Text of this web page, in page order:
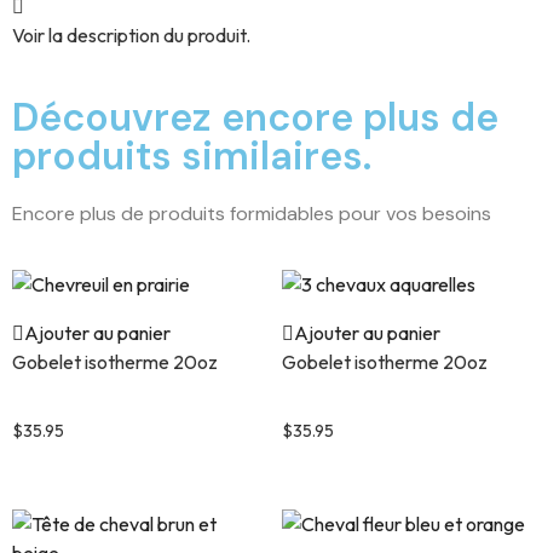
Voir la description du produit.
Découvrez encore plus de
produits similaires.
Encore plus de produits formidables pour vos besoins
Ajouter au panier
Gobelet isotherme 20oz
$35.95
Ajouter au panier
Gobelet isotherme 20oz
$35.95